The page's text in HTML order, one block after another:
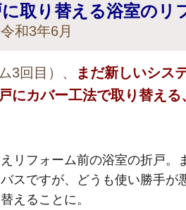
取り替える浴室のリ
和3年6月
3回目）、
まだ新しいシス
にカバー工法で取り替える
リフォーム前の浴室の折戸。
スですが、どうも使い勝手が
えることに。